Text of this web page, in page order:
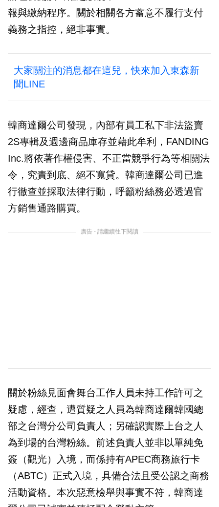
報與繳納程序。關於相關各方蓄意不履行支付
義務之指控，絕非事實。
大家關注的消息都在這兒，快來加入東森新
聞LINE
韓商達爾公司發現，內部有員工私下非法盜賣
2S專輯及週邊商品庫存並藉此牟利，FANDING
Inc.將依著作權侵害、不正當競爭行為等相關法
令，究責到底、絕不寬貸。韓商達爾公司已進
行徹查並採取法律行動，呼籲粉絲務必透過官
方銷售通路購買。
廣告 - 請繼續往下閱讀
關於粉絲見面會舞台工作人員未持工作許可之
疑慮，經查，遭質疑之人員為韓商達爾韓國總
部之台灣分公司負責人；另確認實際上台之人
為到場的台灣粉絲。前述負責人並非以單純免
簽（觀光）入境，而係持有APEC商務旅行卡
（ABTC）正式入境，具備合法且受公認之商務
活動資格。本次惡意檢舉與事實不符，韓商達